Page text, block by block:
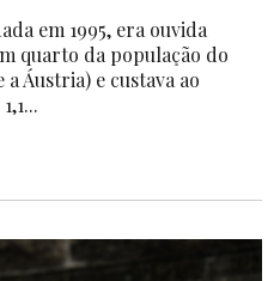
em 1995, era ouvida
quarto da população do
Áustria) e custava ao